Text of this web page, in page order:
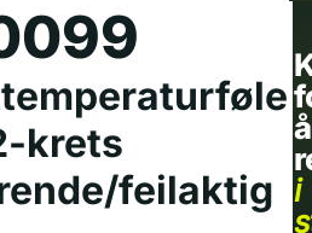
krets
feilaktig
å
i